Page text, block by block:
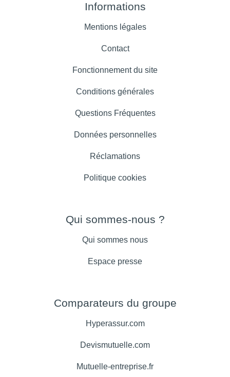
Informations
Mentions légales
Contact
Fonctionnement du site
Conditions générales
Questions Fréquentes
Données personnelles
Réclamations
Politique cookies
Qui sommes-nous ?
Qui sommes nous
Espace presse
Comparateurs du groupe
Hyperassur.com
Devismutuelle.com
Mutuelle-entreprise.fr